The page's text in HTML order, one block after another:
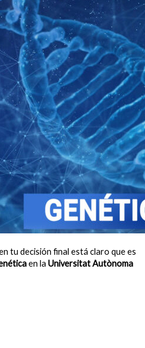
tu decisión final está claro que es
en la Universitat Autònoma